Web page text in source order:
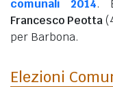
comunali 2014.
Francesco Peotta
per Barbona.
Elezioni